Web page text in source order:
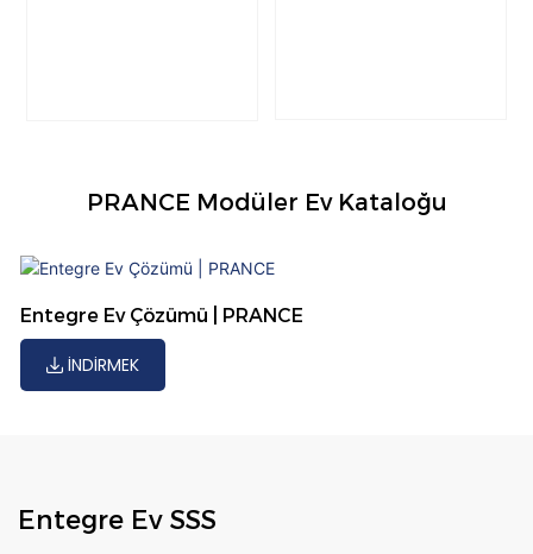
PRANCE Modüler Ev Kataloğu
Entegre Ev Çözümü | PRANCE
INDIRMEK
Entegre Ev SSS